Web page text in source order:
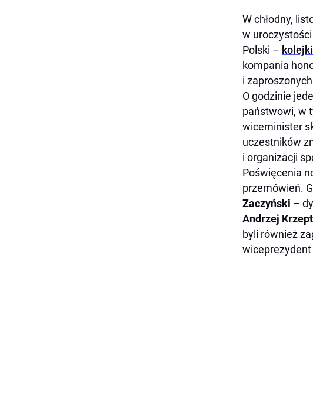
W chłodny,
w
Polski –
kompania
i
O godzinie
państwowi, w
wiceminister
uczestników
i organizacji
Poświęcenia
przemówień.
Zaczyński –
Andrzej
byli również